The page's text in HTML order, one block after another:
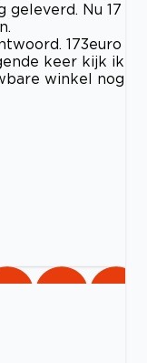
Nu 17
173euro
keer kijk ik
winkel nog